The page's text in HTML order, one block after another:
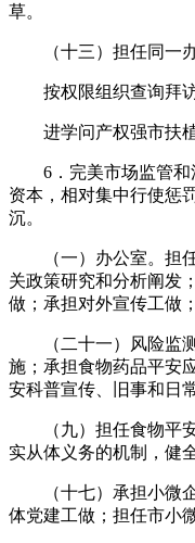
草。
（十三）担任同一办
按权限组织查询拜访
进学问产权强市扶植
6．完美市场监管和法
资本，相对集中行使惩
沉。
（一）办公室。担任
关政策研究和分析阐发
做；承担对外宣传工做
（二十一）风险监测
施；承担食物药品平安
安科普宣传、旧事和日
（九）担任食物平安
实从体义务的机制，健
（十七）承担小微企
体党建工做；担任市小